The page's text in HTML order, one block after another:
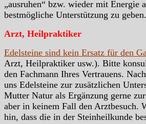
„ausruhen“ bzw. wieder mit Energie
bestmögliche Unterstützung zu geben.
Arzt, Heilpraktiker
Edelsteine sind kein Ersatz für den
Arzt, Heilpraktiker usw.). Bitte
den Fachmann Ihres Vertrauens.
uns Edelsteine zur zusätzlichen
Mutter Natur als Ergänzung gerne
aber in keinem Fall den Arztbesuch.
hin, dass die in der Steinheilkunde